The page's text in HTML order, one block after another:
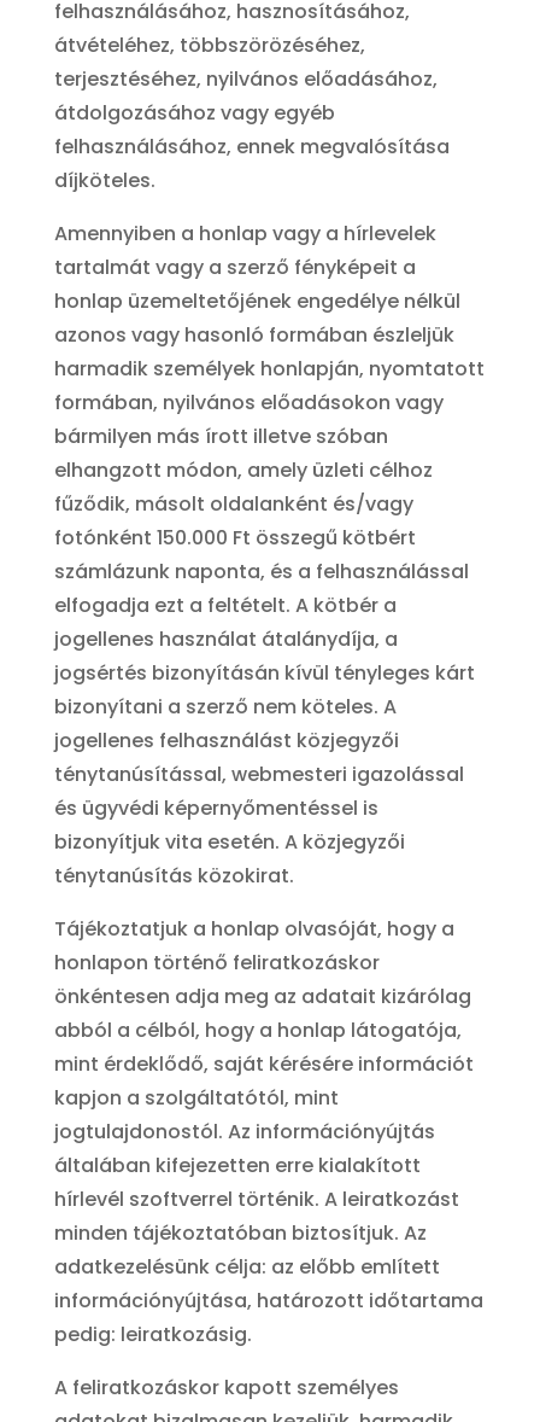
felhasználásához, hasznosításához,
átvételéhez, többszörözéséhez,
terjesztéséhez, nyilvános előadásához,
átdolgozásához vagy egyéb
felhasználásához, ennek megvalósítása
díjköteles.
Amennyiben a honlap vagy a hírlevelek
tartalmát vagy a szerző fényképeit a
honlap üzemeltetőjének engedélye nélkül
azonos vagy hasonló formában észleljük
harmadik személyek honlapján, nyomtatott
formában, nyilvános előadásokon vagy
bármilyen más írott illetve szóban
elhangzott módon, amely üzleti célhoz
fűződik, másolt oldalanként és/vagy
fotónként 150.000 Ft összegű kötbért
számlázunk naponta, és a felhasználással
elfogadja ezt a feltételt. A kötbér a
jogellenes használat átalánydíja, a
jogsértés bizonyításán kívül tényleges kárt
bizonyítani a szerző nem köteles. A
jogellenes felhasználást közjegyzői
ténytanúsítással, webmesteri igazolással
és ügyvédi képernyőmentéssel is
bizonyítjuk vita esetén. A közjegyzői
ténytanúsítás közokirat.
Tájékoztatjuk a honlap olvasóját, hogy a
honlapon történő feliratkozáskor
önkéntesen adja meg az adatait kizárólag
abból a célból, hogy a honlap látogatója,
mint érdeklődő, saját kérésére információt
kapjon a szolgáltatótól, mint
jogtulajdonostól. Az információnyújtás
általában kifejezetten erre kialakított
hírlevél szoftverrel történik. A leiratkozást
minden tájékoztatóban biztosítjuk. Az
adatkezelésünk célja: az előbb említett
információnyújtása, határozott időtartama
pedig: leiratkozásig.
A feliratkozáskor kapott személyes